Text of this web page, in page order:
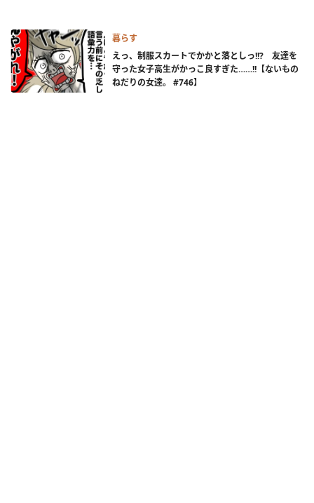
暮らす
えっ、制服スカートでかかと落としっ!!? 友達を
守った女子高生がかっこ良すぎた……!!【ないもの
ねだりの女達。 #746】